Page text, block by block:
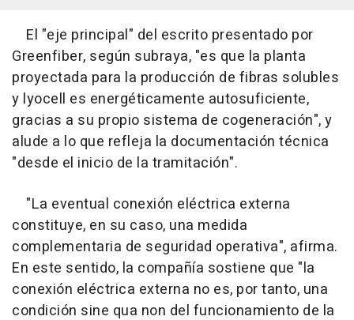
El "eje principal" del escrito presentado por
Greenfiber, según subraya, "es que la planta
proyectada para la producción de fibras solubles
y lyocell es energéticamente autosuficiente,
gracias a su propio sistema de cogeneración", y
alude a lo que refleja la documentación técnica
"desde el inicio de la tramitación".
"La eventual conexión eléctrica externa
constituye, en su caso, una medida
complementaria de seguridad operativa", afirma.
En este sentido, la compañía sostiene que "la
conexión eléctrica externa no es, por tanto, una
condición sine qua non del funcionamiento de la